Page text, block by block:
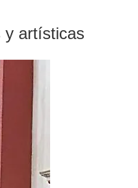
y artísticas